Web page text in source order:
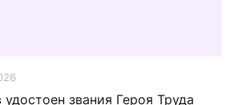
звания Героя Труда